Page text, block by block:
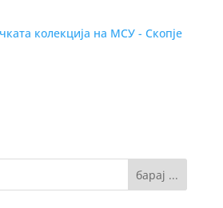
колекција на МСУ - Скопје